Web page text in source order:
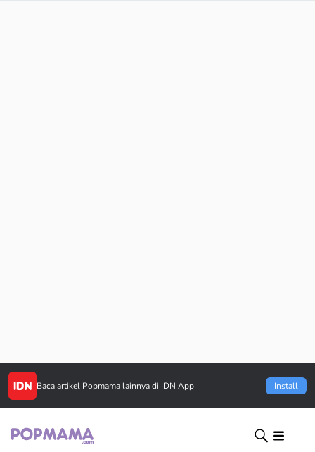
Baca artikel Popmama lainnya di IDN App Install